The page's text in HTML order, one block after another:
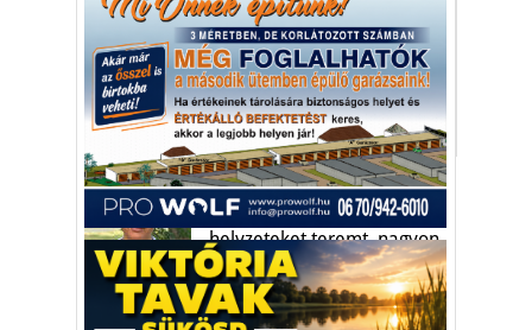
Még az angol király is kiállt azért, hogy
Nagy-Britannia legyen az első európai
állam, ahol betiltják az élőállat-kiszállítást.
agrárium élő állat mezőgazdaság
Kaktusz
Vakációs őrület
A nyaralás extrém
helyzeteket teremt, nagyon
sokan kalandot, kihívást
keresnek.